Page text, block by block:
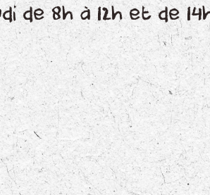
8h à 12h et de